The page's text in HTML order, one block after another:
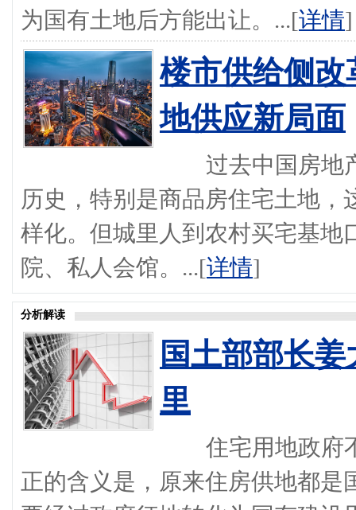
为国有土地后方能出让。...[详情]
楼市供给侧
地供应新局面
过去中国房地产
历史，特别是商品房住宅土地
样化。但城里人到农村买宅基地
院、私人会馆。...[详情]
分析解读
国土部部长
里
住宅用地政府不
正的含义是，原来住房供地都